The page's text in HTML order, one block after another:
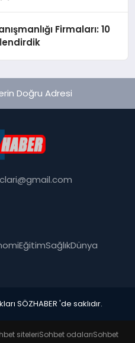
Firmaları: 10
Doğru Adresi
EğitimSağlıkDünya
SÖZHABER 'de saklıdır.
siteleriSohbet odalarıSohbet